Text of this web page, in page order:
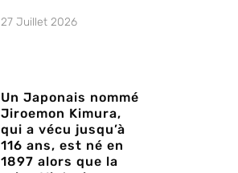
27 Juillet 2026
Un Japonais nommé
Jiroemon Kimura,
qui a vécu jusqu’à
116 ans, est né en
1897 alors que la